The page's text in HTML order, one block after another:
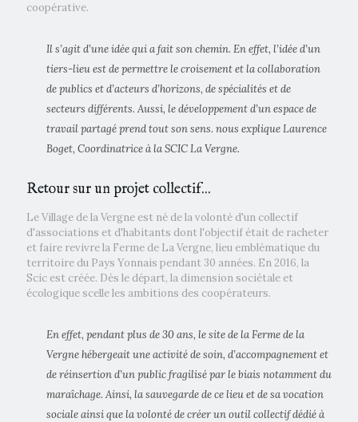
coopérative.
Il s’agit d’une idée qui a fait son chemin. En effet, l’idée d’un
tiers-lieu est de permettre le croisement et la collaboration
de publics et d’acteurs d’horizons, de spécialités et de
secteurs différents. Aussi, le développement d’un espace de
travail partagé prend tout son sens. nous explique Laurence
Boget, Coordinatrice à la SCIC La Vergne.
Retour sur un projet collectif...
Le Village de la Vergne est né de la volonté d'un collectif
d'associations et d'habitants dont l'objectif était de racheter
et faire revivre la Ferme de La Vergne, lieu emblématique du
territoire du Pays Yonnais pendant 30 années. En 2016, la
Scic est créée. Dès le départ, la dimension sociétale et
écologique scelle les ambitions des coopérateurs.
En effet, pendant plus de 30 ans, le site de la Ferme de la
Vergne hébergeait une activité de soin, d’accompagnement et
de réinsertion d’un public fragilisé par le biais notamment du
maraîchage. Ainsi, la sauvegarde de ce lieu et de sa vocation
sociale ainsi que la volonté de créer un outil collectif dédié à